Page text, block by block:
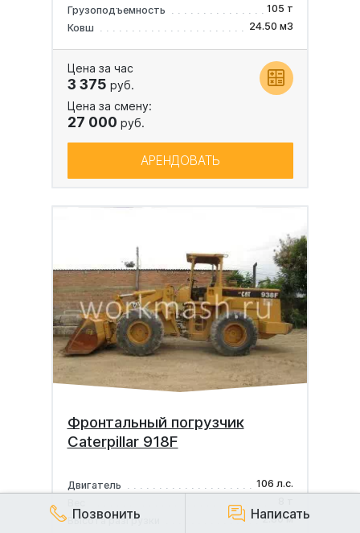
Грузоподъемность
105 т
Ковш
24.50 м3
Цена за час
3 375 руб.
Цена за смену:
27 000 руб.
АРЕНДОВАТЬ
Фронтальный погрузчик
Caterpillar 918F
Двигатель
106 л.с.
Высота разгрузки
2.80 м
Позвонить Написать